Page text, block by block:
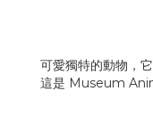
可愛獨特的動物，
這是 Museum